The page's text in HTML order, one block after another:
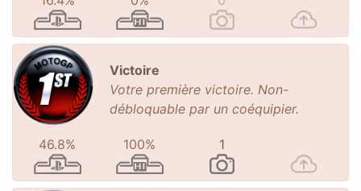
Victoire
Votre première victoire. Non-
débloquable par un coéquipier.
46.8% 100% 1